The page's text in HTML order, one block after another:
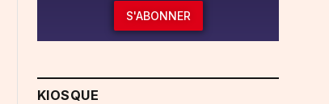
S'ABONNER
KIOSQUE